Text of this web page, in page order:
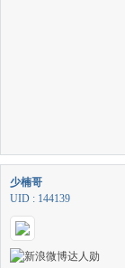
少楠哥
UID : 144139